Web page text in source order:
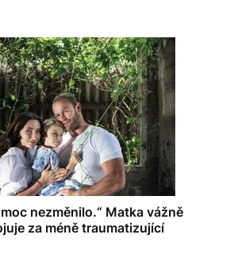
nezměnilo.“ Matka vážně
za méně traumatizující